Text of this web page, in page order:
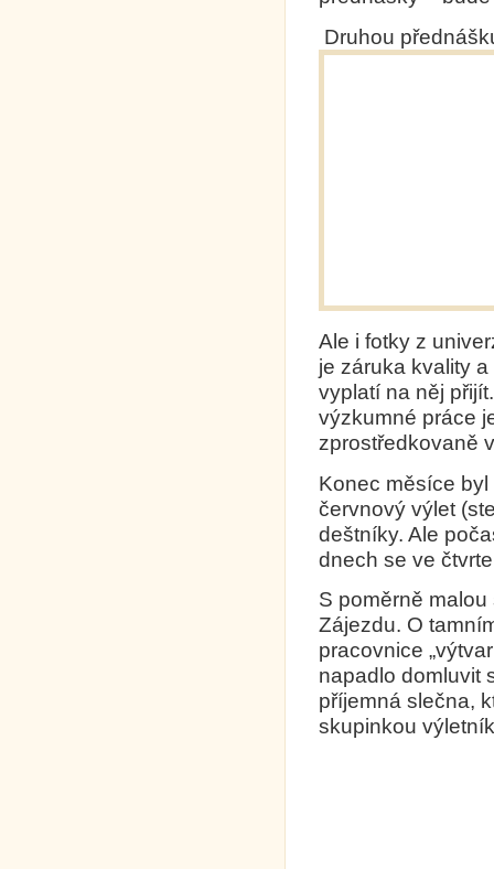
Druhou
Ale i fotky z
je záruka kvality
vyplatí na něj
výzkumné práce
zprostředkovaně
Konec měsíce
červnový výlet
deštníky. Ale
dnech se ve
S poměrně
Zájezdu. O
pracovnice
napadlo domluvit
příjemná slečna,
skupinkou